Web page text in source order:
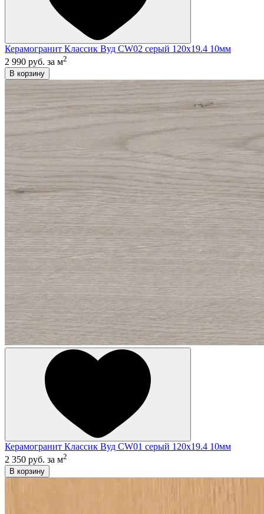
Керамогранит Классик Вуд CW02 серый 120x19.4 10мм
2 990 руб. за м2
В корзину
Керамогранит Классик Вуд CW01 серый 120x19.4 10мм
2 350 руб. за м2
В корзину